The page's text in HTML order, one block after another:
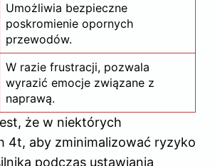
Umożliwia bezpieczne
poskromienie opornych
przewodów.
W razie frustracji, pozwala
wyrazić emocje związane z
naprawą.
że w niektórych
4t, aby zminimalizować ryzyko
podczas ustawiania